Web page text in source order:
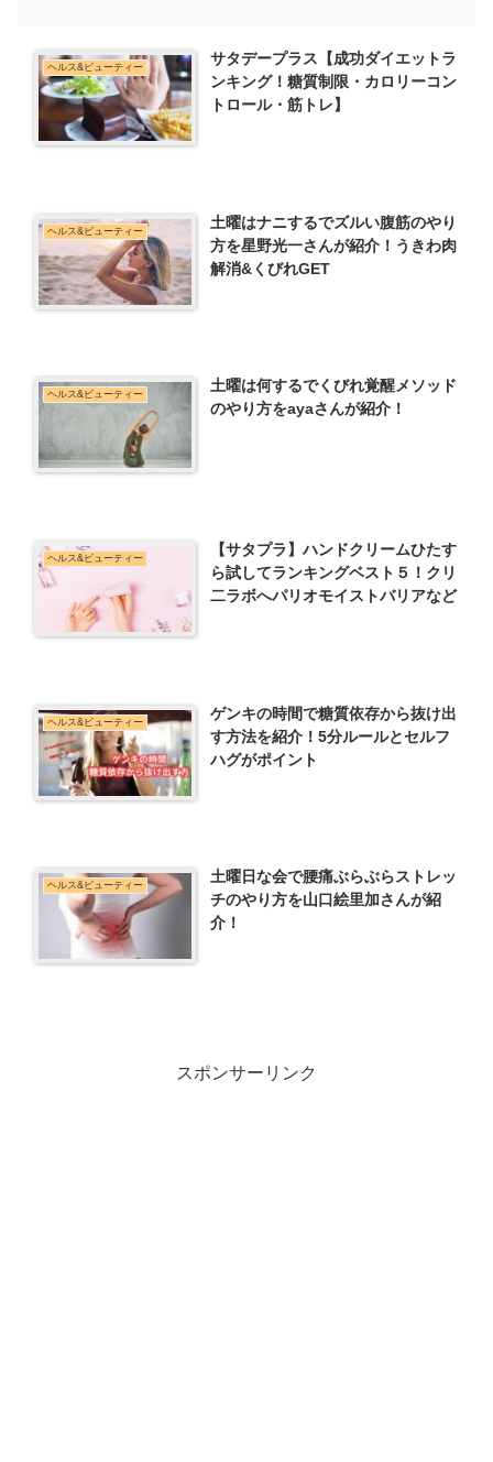
ヘルス&ビューティー
サタデープラス【成功ダイエットラ
ンキング！糖質制限・カロリーコン
トロール・筋トレ】
ヘルス&ビューティー
土曜はナニするでズルい腹筋のやり
方を星野光一さんが紹介！うきわ肉
解消&くびれGET
ヘルス&ビューティー
土曜は何するでくびれ覚醒メソッド
のやり方をayaさんが紹介！
ヘルス&ビューティー
【サタプラ】ハンドクリームひたす
ら試してランキングベスト５！クリ
二ラボへパリオモイストバリアなど
ヘルス&ビューティー
ゲンキの時間で糖質依存から抜け出
す方法を紹介！5分ルールとセルフ
ハグがポイント
ヘルス&ビューティー
土曜日な会で腰痛ぶらぶらストレッ
チのやり方を山口絵里加さんが紹
介！
スポンサーリンク